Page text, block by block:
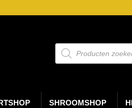
Producten
zoeken
SHROOMSHOP